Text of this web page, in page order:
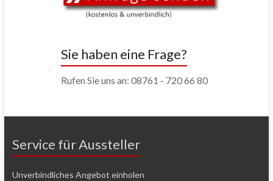
Sie haben eine Frage?
Rufen Sie uns an: 08761 - 720 66 80
Service für Aussteller
Unverbindliches Angebot einholen